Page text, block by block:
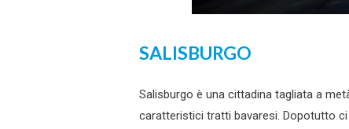
SALISBURGO
Salisburgo è una cittadina tagliata a
caratteristici tratti bavaresi. Dopotutto